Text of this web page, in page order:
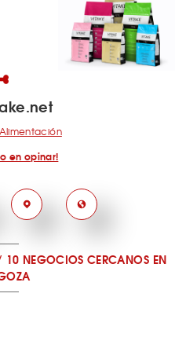
en opinar!
10 NEGOCIOS CERCANOS EN